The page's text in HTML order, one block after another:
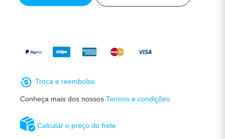
Calcular o preço do frete
Troca e reembolso
Conheça mais dos nossos Termos e condições.